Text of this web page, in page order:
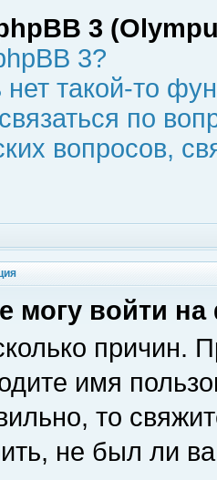
3
3?
такой-то
по
вопросов,
могу войти
причин.
имя
то
не был ли